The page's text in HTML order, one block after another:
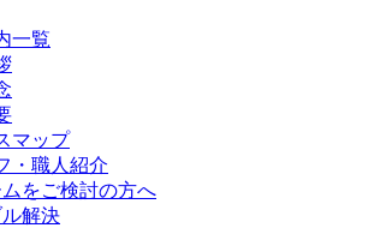
一覧
マップ
・職人紹介
をご検討の方へ
解決